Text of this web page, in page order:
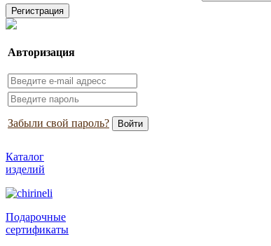
Авторизация
Забыли свой пароль?
Каталог
изделий
Подарочные
сертификаты